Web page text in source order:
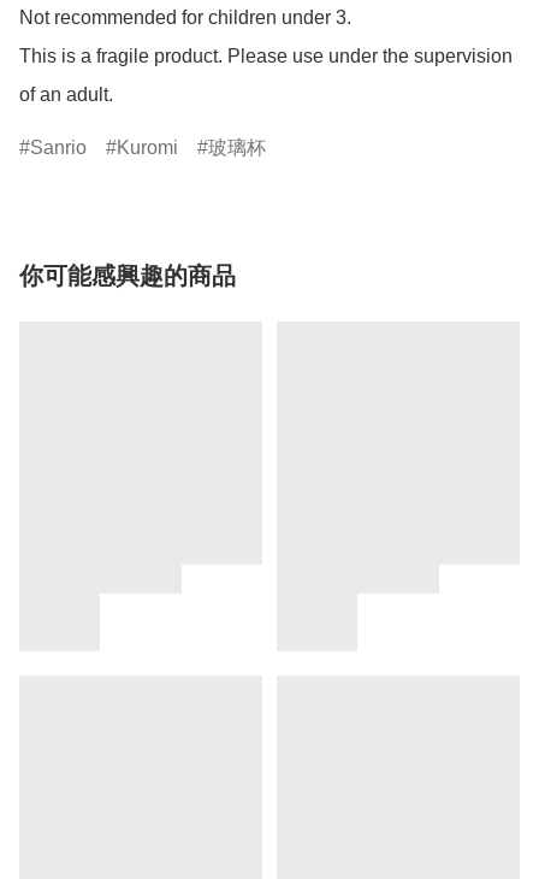
Not recommended for children under 3.
This is a fragile product. Please use under the supervision
of an adult.
Sanrio Kuromi 玻璃杯
你可能感興趣的商品